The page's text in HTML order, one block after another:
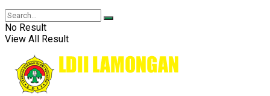
No Result
View All Result